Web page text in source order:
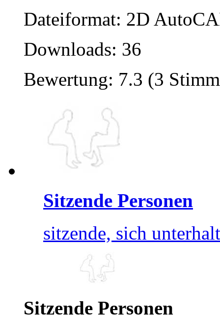
Dateiformat: 2D
Downloads: 36
Bewertung: 7.3 (3
Sitzende Personen
sitzende, sich
Sitzende Personen